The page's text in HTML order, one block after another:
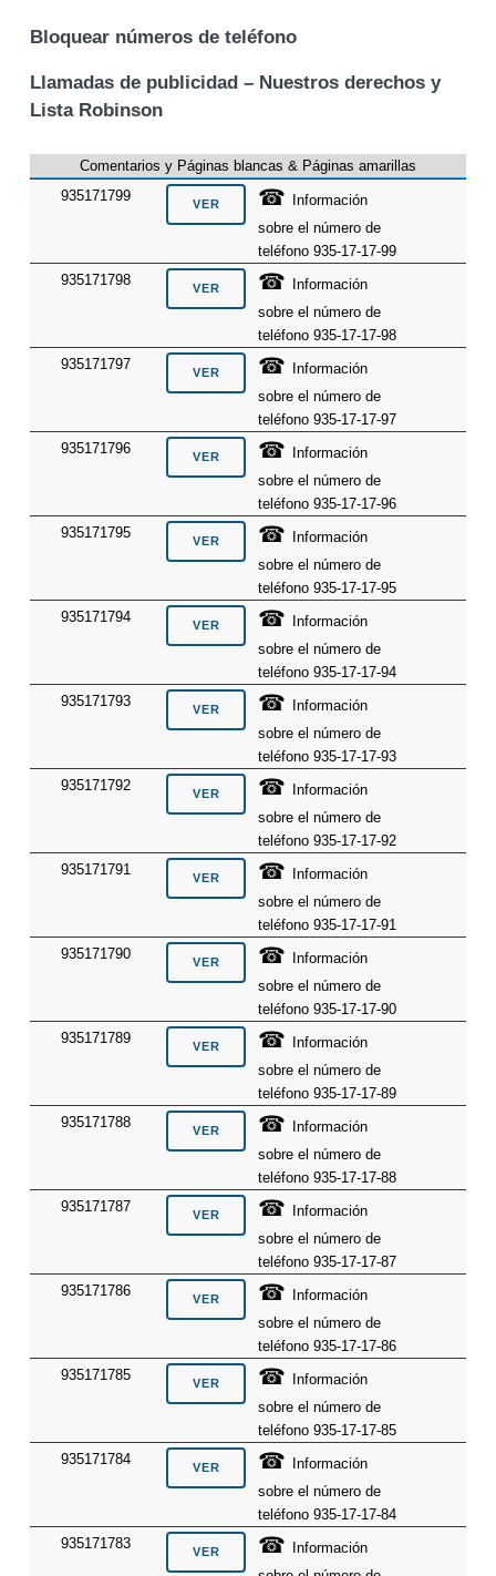
Bloquear números de teléfono
Llamadas de publicidad – Nuestros derechos y
Lista Robinson
Comentarios y Páginas blancas & Páginas amarillas
935171799
☎
Información
sobre el número de
teléfono 935-17-17-99
935171798
☎
Información
sobre el número de
teléfono 935-17-17-98
935171797
☎
Información
sobre el número de
teléfono 935-17-17-97
935171796
☎
Información
sobre el número de
teléfono 935-17-17-96
935171795
☎
Información
sobre el número de
teléfono 935-17-17-95
935171794
☎
Información
sobre el número de
teléfono 935-17-17-94
935171793
☎
Información
sobre el número de
teléfono 935-17-17-93
935171792
☎
Información
sobre el número de
teléfono 935-17-17-92
935171791
☎
Información
sobre el número de
teléfono 935-17-17-91
935171790
☎
Información
sobre el número de
teléfono 935-17-17-90
935171789
☎
Información
sobre el número de
teléfono 935-17-17-89
935171788
☎
Información
sobre el número de
teléfono 935-17-17-88
935171787
☎
Información
sobre el número de
teléfono 935-17-17-87
935171786
☎
Información
sobre el número de
teléfono 935-17-17-86
935171785
☎
Información
sobre el número de
teléfono 935-17-17-85
935171784
☎
Información
sobre el número de
teléfono 935-17-17-84
935171783
☎
Información